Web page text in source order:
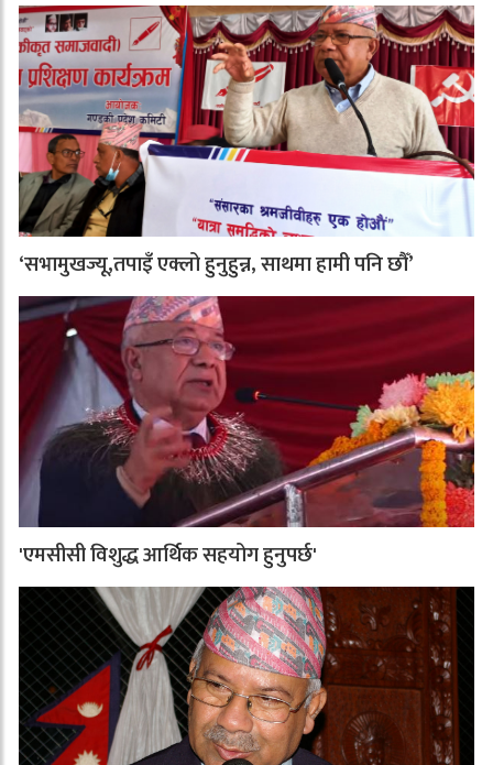
‘सभामुखज्यू,तपाइँ एक्लो हुनुहुन्न, साथमा हामी पनि छौँ’
'एमसीसी विशुद्ध आर्थिक सहयोग हुनुपर्छ'